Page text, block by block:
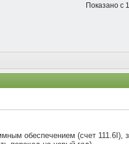
Показано с
обеспечением (счет 111.6I),